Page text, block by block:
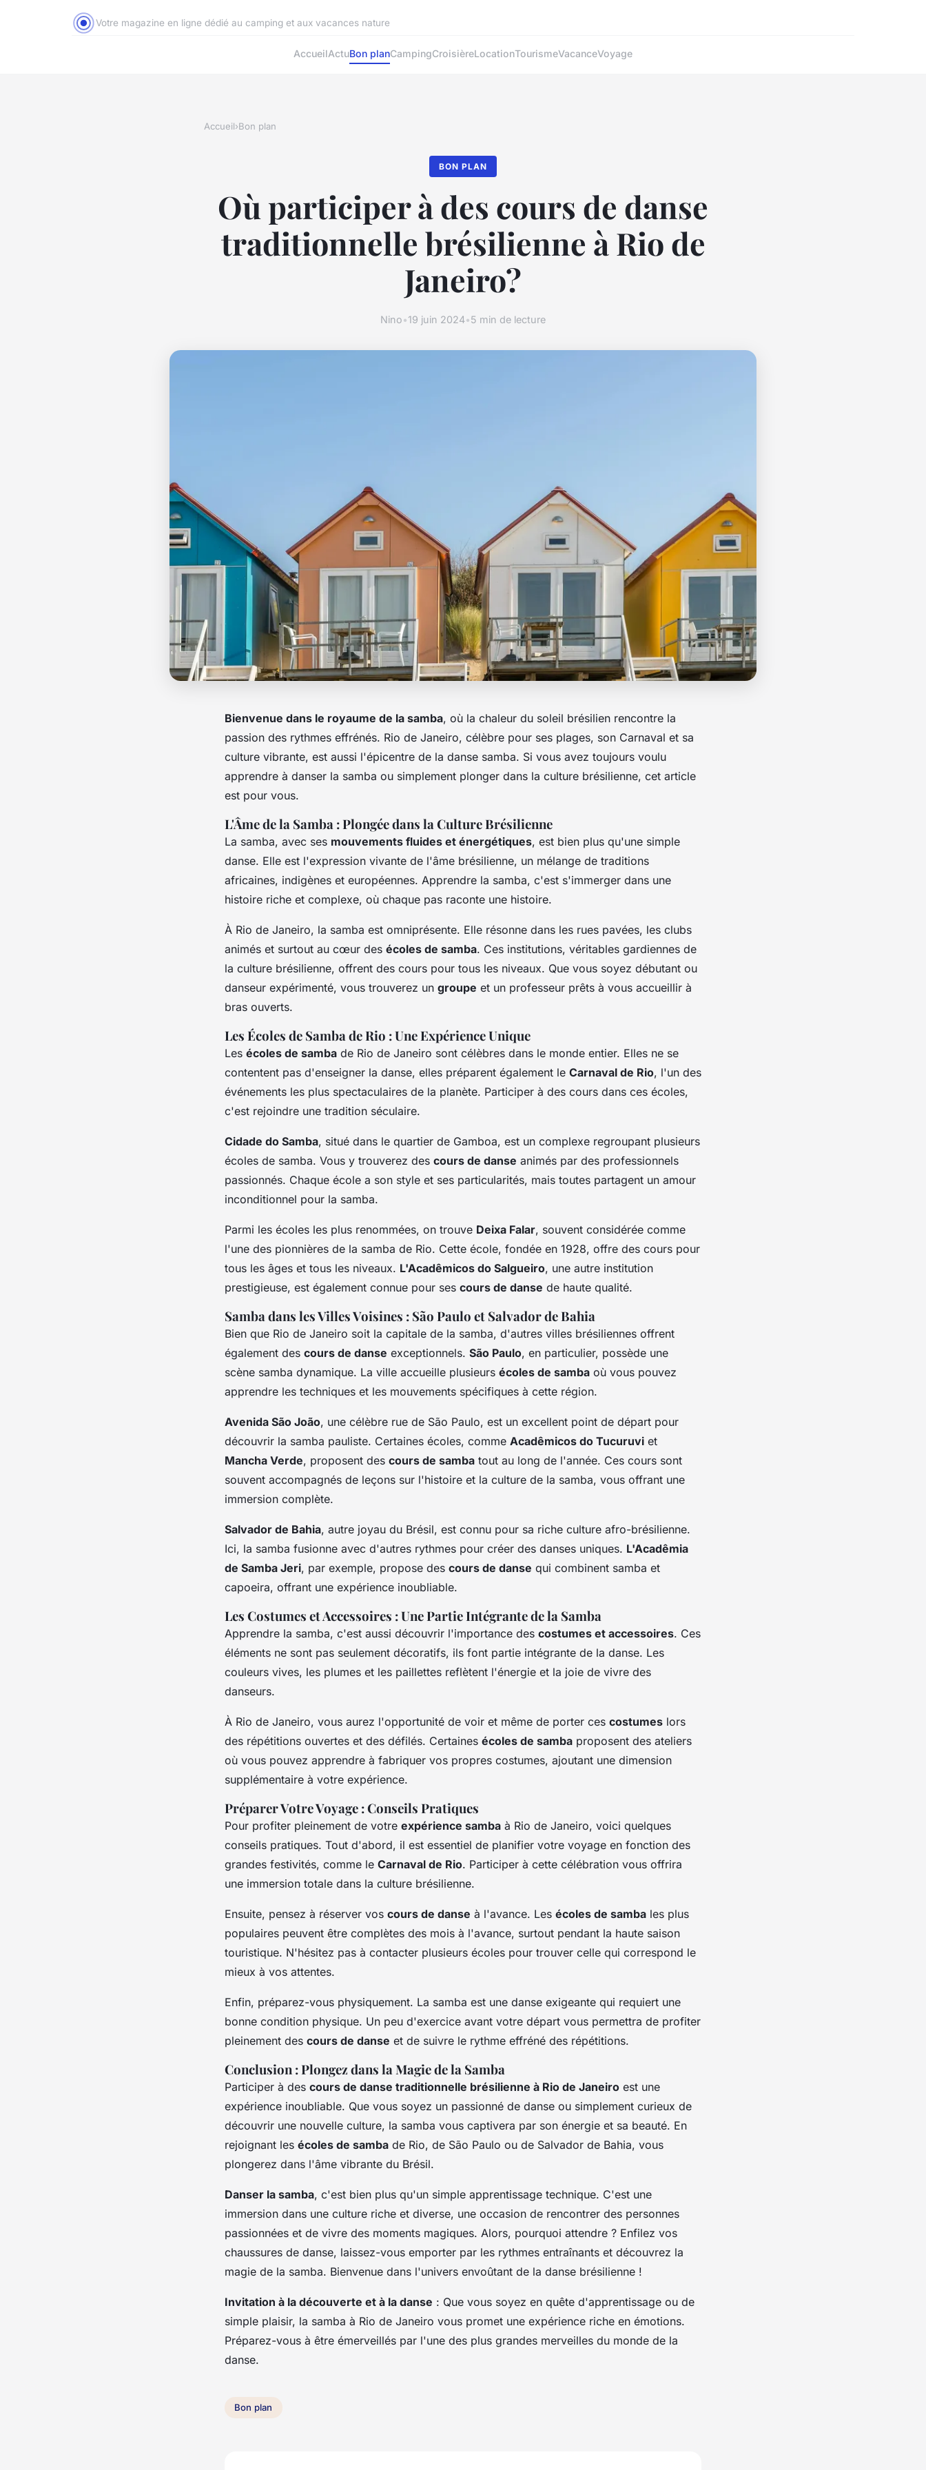
Votre magazine en ligne dédié au camping et aux vacances nature
AccueilActuBon planCampingCroisièreLocationTourismeVacanceVoyage
Accueil›Bon plan
BON PLAN
Où participer à des cours de danse
traditionnelle brésilienne à Rio de
Janeiro?
Nino•19 juin 2024•5 min de lecture
Bienvenue dans le royaume de la samba, où la chaleur du soleil brésilien rencontre la
passion des rythmes effrénés. Rio de Janeiro, célèbre pour ses plages, son Carnaval et sa
culture vibrante, est aussi l'épicentre de la danse samba. Si vous avez toujours voulu
apprendre à danser la samba ou simplement plonger dans la culture brésilienne, cet article
est pour vous.
L'Âme de la Samba : Plongée dans la Culture Brésilienne
La samba, avec ses mouvements fluides et énergétiques, est bien plus qu'une simple
danse. Elle est l'expression vivante de l'âme brésilienne, un mélange de traditions
africaines, indigènes et européennes. Apprendre la samba, c'est s'immerger dans une
histoire riche et complexe, où chaque pas raconte une histoire.
À Rio de Janeiro, la samba est omniprésente. Elle résonne dans les rues pavées, les clubs
animés et surtout au cœur des écoles de samba. Ces institutions, véritables gardiennes de
la culture brésilienne, offrent des cours pour tous les niveaux. Que vous soyez débutant ou
danseur expérimenté, vous trouverez un groupe et un professeur prêts à vous accueillir à
bras ouverts.
Les Écoles de Samba de Rio : Une Expérience Unique
Les écoles de samba de Rio de Janeiro sont célèbres dans le monde entier. Elles ne se
contentent pas d'enseigner la danse, elles préparent également le Carnaval de Rio, l'un des
événements les plus spectaculaires de la planète. Participer à des cours dans ces écoles,
c'est rejoindre une tradition séculaire.
Cidade do Samba, situé dans le quartier de Gamboa, est un complexe regroupant plusieurs
écoles de samba. Vous y trouverez des cours de danse animés par des professionnels
passionnés. Chaque école a son style et ses particularités, mais toutes partagent un amour
inconditionnel pour la samba.
Parmi les écoles les plus renommées, on trouve Deixa Falar, souvent considérée comme
l'une des pionnières de la samba de Rio. Cette école, fondée en 1928, offre des cours pour
tous les âges et tous les niveaux. L'Acadêmicos do Salgueiro, une autre institution
prestigieuse, est également connue pour ses cours de danse de haute qualité.
Samba dans les Villes Voisines : São Paulo et Salvador de Bahia
Bien que Rio de Janeiro soit la capitale de la samba, d'autres villes brésiliennes offrent
également des cours de danse exceptionnels. São Paulo, en particulier, possède une
scène samba dynamique. La ville accueille plusieurs écoles de samba où vous pouvez
apprendre les techniques et les mouvements spécifiques à cette région.
Avenida São João, une célèbre rue de São Paulo, est un excellent point de départ pour
découvrir la samba pauliste. Certaines écoles, comme Acadêmicos do Tucuruvi et
Mancha Verde, proposent des cours de samba tout au long de l'année. Ces cours sont
souvent accompagnés de leçons sur l'histoire et la culture de la samba, vous offrant une
immersion complète.
Salvador de Bahia, autre joyau du Brésil, est connu pour sa riche culture afro-brésilienne.
Ici, la samba fusionne avec d'autres rythmes pour créer des danses uniques. L'Acadêmia
de Samba Jeri, par exemple, propose des cours de danse qui combinent samba et
capoeira, offrant une expérience inoubliable.
Les Costumes et Accessoires : Une Partie Intégrante de la Samba
Apprendre la samba, c'est aussi découvrir l'importance des costumes et accessoires. Ces
éléments ne sont pas seulement décoratifs, ils font partie intégrante de la danse. Les
couleurs vives, les plumes et les paillettes reflètent l'énergie et la joie de vivre des
danseurs.
À Rio de Janeiro, vous aurez l'opportunité de voir et même de porter ces costumes lors
des répétitions ouvertes et des défilés. Certaines écoles de samba proposent des ateliers
où vous pouvez apprendre à fabriquer vos propres costumes, ajoutant une dimension
supplémentaire à votre expérience.
Préparer Votre Voyage : Conseils Pratiques
Pour profiter pleinement de votre expérience samba à Rio de Janeiro, voici quelques
conseils pratiques. Tout d'abord, il est essentiel de planifier votre voyage en fonction des
grandes festivités, comme le Carnaval de Rio. Participer à cette célébration vous offrira
une immersion totale dans la culture brésilienne.
Ensuite, pensez à réserver vos cours de danse à l'avance. Les écoles de samba les plus
populaires peuvent être complètes des mois à l'avance, surtout pendant la haute saison
touristique. N'hésitez pas à contacter plusieurs écoles pour trouver celle qui correspond le
mieux à vos attentes.
Enfin, préparez-vous physiquement. La samba est une danse exigeante qui requiert une
bonne condition physique. Un peu d'exercice avant votre départ vous permettra de profiter
pleinement des cours de danse et de suivre le rythme effréné des répétitions.
Conclusion : Plongez dans la Magie de la Samba
Participer à des cours de danse traditionnelle brésilienne à Rio de Janeiro est une
expérience inoubliable. Que vous soyez un passionné de danse ou simplement curieux de
découvrir une nouvelle culture, la samba vous captivera par son énergie et sa beauté. En
rejoignant les écoles de samba de Rio, de São Paulo ou de Salvador de Bahia, vous
plongerez dans l'âme vibrante du Brésil.
Danser la samba, c'est bien plus qu'un simple apprentissage technique. C'est une
immersion dans une culture riche et diverse, une occasion de rencontrer des personnes
passionnées et de vivre des moments magiques. Alors, pourquoi attendre ? Enfilez vos
chaussures de danse, laissez-vous emporter par les rythmes entraînants et découvrez la
magie de la samba. Bienvenue dans l'univers envoûtant de la danse brésilienne !
Invitation à la découverte et à la danse : Que vous soyez en quête d'apprentissage ou de
simple plaisir, la samba à Rio de Janeiro vous promet une expérience riche en émotions.
Préparez-vous à être émerveillés par l'une des plus grandes merveilles du monde de la
danse.
Bon plan